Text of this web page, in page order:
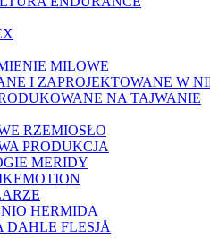
MILOWE
I ZAPROJEKTOWANE W
NA TAJWANIE
RZEMIOSŁO
PRODUKCJA
MERIDY
HERMIDA
DAHLE FLESJÅ